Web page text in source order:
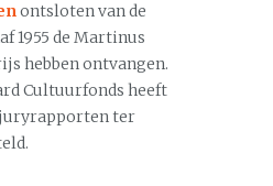
ontsloten van de
1955 de Martinus
hebben ontvangen.
Cultuurfonds heeft
ter